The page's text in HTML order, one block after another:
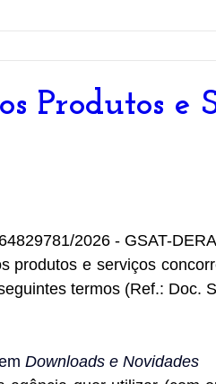
Produtos e
2026 - GSAT-
produtos e serviços
termos (Ref.: Doc.
Downloads e Novidades